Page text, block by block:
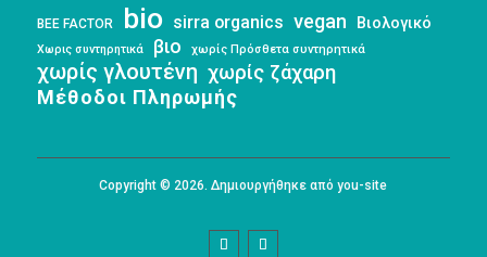
BEE FACTOR bio sirra organics vegan Βιολογικό
Χωρις συντηρητικά βιο χωρίς Πρόσθετα συντηρητικά
χωρίς γλουτένη χωρίς ζάχαρη
Μέθοδοι Πληρωμής
Copyright © 2026. Δημιουργήθηκε από you-site